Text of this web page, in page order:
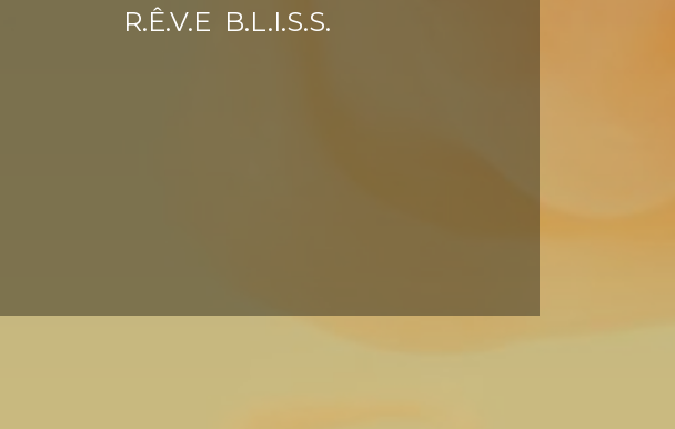
R.Ê.V.E B.L.I.S.S.